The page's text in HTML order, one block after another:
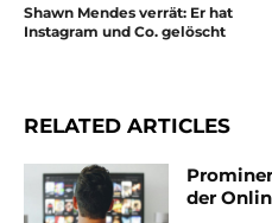
Shawn Mendes verrät: Er hat
Instagram und Co. gelöscht
RELATED ARTICLES
der